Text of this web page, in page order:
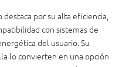
por su alta eficiencia,
con sistemas de
del usuario. Su
lo convierten en una opción